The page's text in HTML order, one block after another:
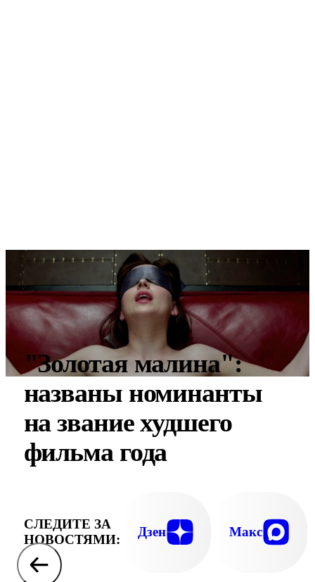
"Золотая малина":
названы номинанты
на звание худшего
фильма года
СЛЕДИТЕ ЗА
НОВОСТЯМИ:
Дзен Макс